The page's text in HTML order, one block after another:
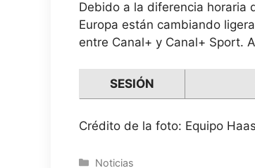
Debido a la diferencia horaria
Europa están cambiando
entre Canal+ y Canal+ Sport.
SESIÓN
Crédito de la foto: Equipo
Categorías
Noticias